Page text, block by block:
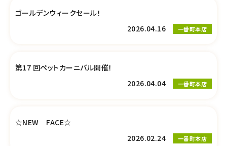
ゴールデンウィークセール！
2026.04.16
一番町本店
第17 回ペットカーニバル開催！
2026.04.04
一番町本店
☆NEW FACE☆
2026.02.24
一番町本店